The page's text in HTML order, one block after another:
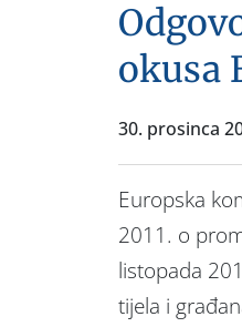
okusa
30. prosinca
Europska
2011. o
listopada
tijela i